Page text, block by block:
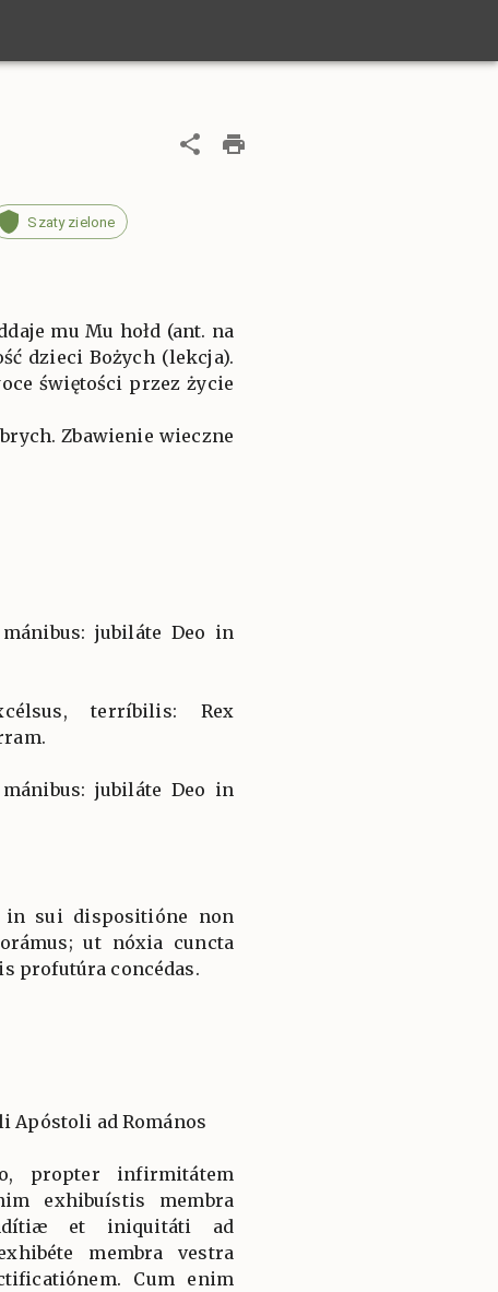
Szaty zielone
mu Mu hołd (ant. na
dzieci Bożych (lekcja).
świętości przez życie
Zbawienie wieczne
jubiláte Deo in
terríbilis: Rex
jubiláte Deo in
in sui dispositióne non
ut nóxia cuncta
profutúra concédas.
Apóstoli ad Romános
propter infirmitátem
exhibuístis membra
et iniquitáti ad
membra vestra
Cum enim